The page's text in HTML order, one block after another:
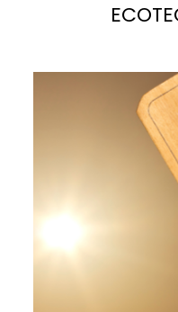
potenziale sul
potrebbe
domanda di